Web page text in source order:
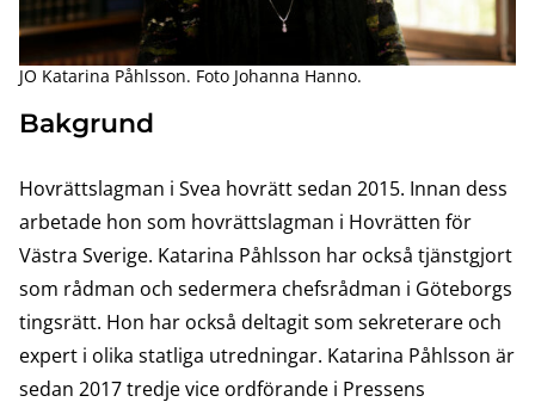
JO Katarina Påhlsson. Foto Johanna Hanno.
Bakgrund
Hovrättslagman i Svea hovrätt sedan 2015. Innan dess
arbetade hon som hovrättslagman i Hovrätten för
Västra Sverige. Katarina Påhlsson har också tjänstgjort
som rådman och sedermera chefsrådman i Göteborgs
tingsrätt. Hon har också deltagit som sekreterare och
expert i olika statliga utredningar. Katarina Påhlsson är
sedan 2017 tredje vice ordförande i Pressens